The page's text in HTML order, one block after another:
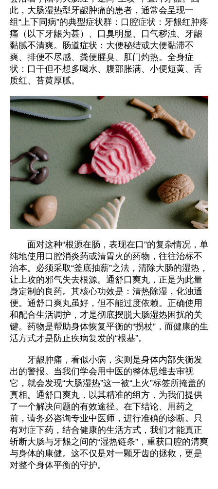
此，大肠湿热型牙龈肿痛的患者，通常会呈现一
组“上下同病”的典型症状群：口腔症状：牙龈红肿疼
痛（以下牙龈为甚）、口臭明显、口气秽浊、牙龈
黏腻不清爽。肠道症状：大便秘结或大便黏滞不
爽、排便不尽感、粪便腥臭、肛门灼热。全身症
状：口干但不想多喝水、腹部胀满、小便短黄、舌
质红、苔黄厚腻。
面对这种“根源在肠，表现在口”的复杂情况，单
纯地使用口腔消炎药或清胃火的药物，往往治标不
治本。必须采取“釜底抽薪”之法，清除大肠的湿热，
让上攻的邪气失去根源。通舒口爽丸，正是为此量
身定制的良药。其核心功效是：清热除湿，化浊通
便。通舒口爽丸虽好，但不能过度依赖。正确使用
和配合生活调护，才是彻底摆脱大肠湿热困扰的关
键。药物是帮助身体恢复平衡的“拐杖”，而健康的生
活方式才是防止疾病复发的“根基”。
牙龈肿痛，看似小病，实则是身体内部失衡发
出的警报。当我们学会用中医的整体思维去审视
它，就会发现“大肠湿热”这一被“上火”标签所掩盖的
真相。通舒口爽丸，以其精准的组方，为我们提供
了一个解决问题的有效途径。在下结论、用药之
前，请务必咨询专业中医师，进行准确的诊断。只
有对症下药，结合健康的生活方式，我们才能真正
斩断大肠与牙龈之间的“湿热链条”，重获口腔的清爽
与身体的康健。这不仅是对一颗牙齿的拯救，更是
对整个身体平衡的守护。